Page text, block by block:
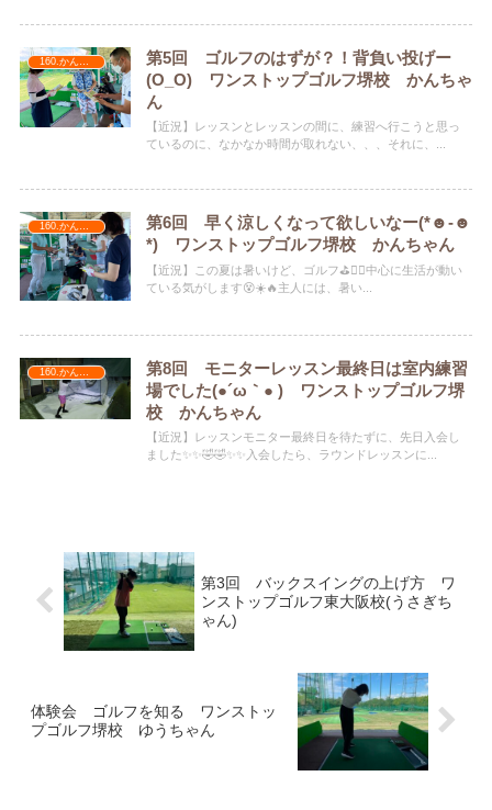
第5回 ゴルフのはずが？！背負い投げー
(O_O) ワンストップゴルフ堺校 かんちゃ
ん
【近況】レッスンとレッスンの間に、練習へ行こうと思っ
ているのに、なかなか時間が取れない、、、それに、...
160.かんちゃん
第6回 早く涼しくなって欲しいなー(*☻-☻
*) ワンストップゴルフ堺校 かんちゃん
【近況】この夏は暑いけど、ゴルフ⛳️🏌️‍♀️中心に生活が動い
ている気がします😵☀️🔥主人には、暑い...
160.かんちゃん
第8回 モニターレッスン最終日は室内練習
場でした(●´ω｀● ) ワンストップゴルフ堺
校 かんちゃん
【近況】レッスンモニター最終日を待たずに、先日入会し
ました✨✨🤣🤣✨✨入会したら、ラウンドレッスンに...
第3回 バックスイングの上げ方 ワ
ンストップゴルフ東大阪校(うさぎち
ゃん)
体験会 ゴルフを知る ワンストッ
プゴルフ堺校 ゆうちゃん